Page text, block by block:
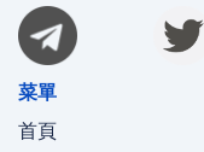
菜單
首頁